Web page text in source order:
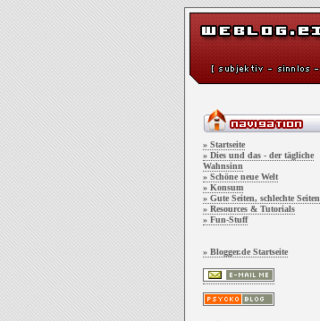
» Startseite
» Dies und das - der tägliche
Wahnsinn
» Schöne neue Welt
» Konsum
» Gute Seiten, schlechte Seiten
» Resources & Tutorials
» Fun-Stuff
» Blogger.de Startseite